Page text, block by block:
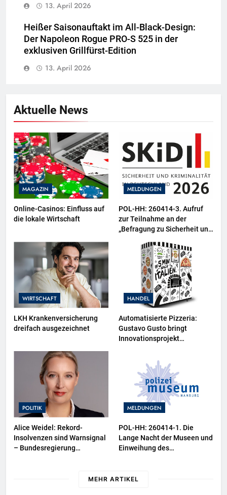
13. April 2026
Heißer Saisonauftakt im All-Black-Design:
Der Napoleon Rogue PRO-S 525 in der
exklusiven Grillfürst-Edition
13. April 2026
Aktuelle News
MAGAZIN
Online-Casinos: Einfluss auf
die lokale Wirtschaft
MELDUNGEN
POL-HH: 260414-3. Aufruf
zur Teilnahme an der
„Befragung zu Sicherheit und
(SKiD) 2026“
WIRTSCHAFT
LKH Krankenversicherung
dreifach ausgezeichnet
HANDEL
Automatisierte Pizzeria:
Gustavo Gusto bringt
Innovationsprojekt
POLITIK
Alice Weidel: Rekord-
Insolvenzen sind Warnsignal
– Bundesregierung
MELDUNGEN
POL-HH: 260414-1. Die
Lange Nacht der Museen und
Einweihung des
Ausstellungsbereiche im
MEHR ARTIKEL